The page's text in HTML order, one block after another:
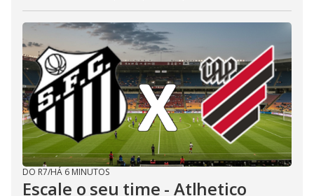
DO R7/HÁ 6 MINUTOS
Escale o seu time - Atlhetico